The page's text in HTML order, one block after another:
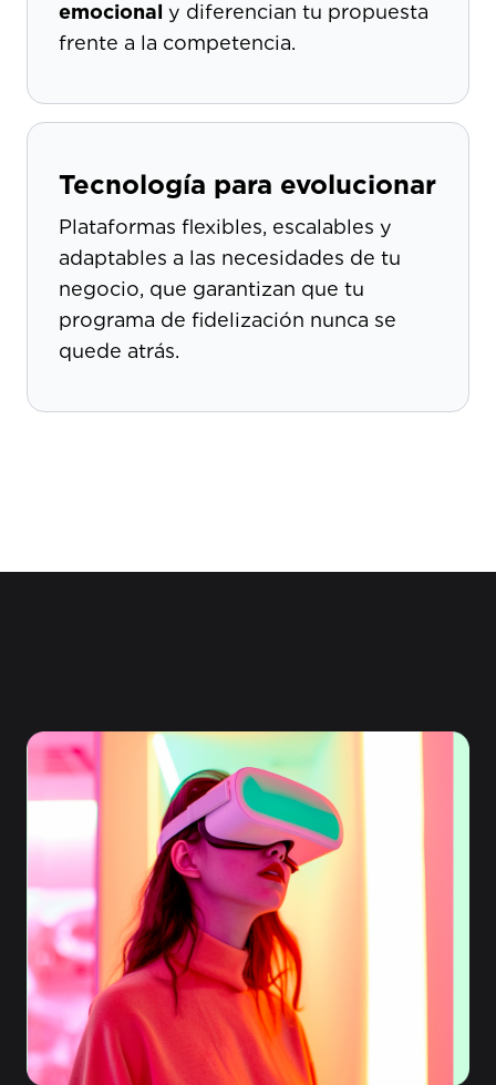
emocional y diferencian tu propuesta
frente a la competencia.
Tecnología para evolucionar
Plataformas flexibles, escalables y
adaptables a las necesidades de tu
negocio, que garantizan que tu
programa de fidelización nunca se
quede atrás.